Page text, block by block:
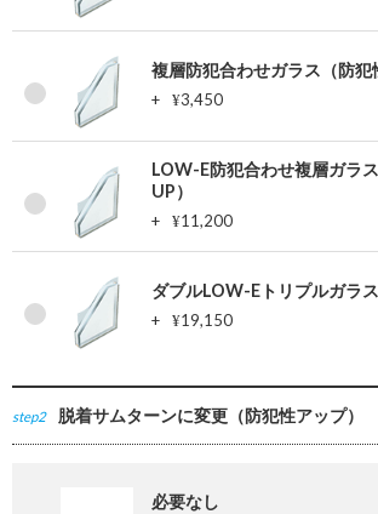
複層防犯合わせガラス（防犯
+ ¥3,450
LOW-E防犯合わせ複層ガラ
UP）
+ ¥11,200
ダブルLOW-Eトリプルガラ
+ ¥19,150
step2 脱着サムターンに変更（防犯性アップ）
必要なし